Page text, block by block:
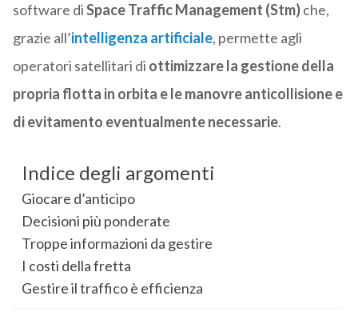
software diSpace Traffic Management (Stm)che,
grazie all’intelligenza artificiale, permette agli
operatori satellitari di ottimizzare la gestione della
propria flotta in orbita e le manovre anticollisione e
di evitamento eventualmente necessarie.
Indice degli argomenti
Giocare d’anticipo
Decisioni più ponderate
Troppe informazioni da gestire
I costi della fretta
Gestire il traffico è efficienza